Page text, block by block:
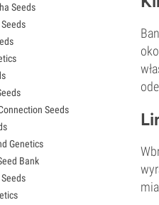
– nasiona (GSC)
Cake
Zkittlez
Express
Kush
Seeds
Seeds
Genetics
Bank